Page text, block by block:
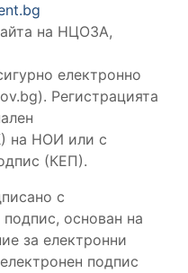
на НЦОЗА,
електронно
Регистрацията
на НОИ или с
(КЕП).
с
основан на
за електронни
подпис